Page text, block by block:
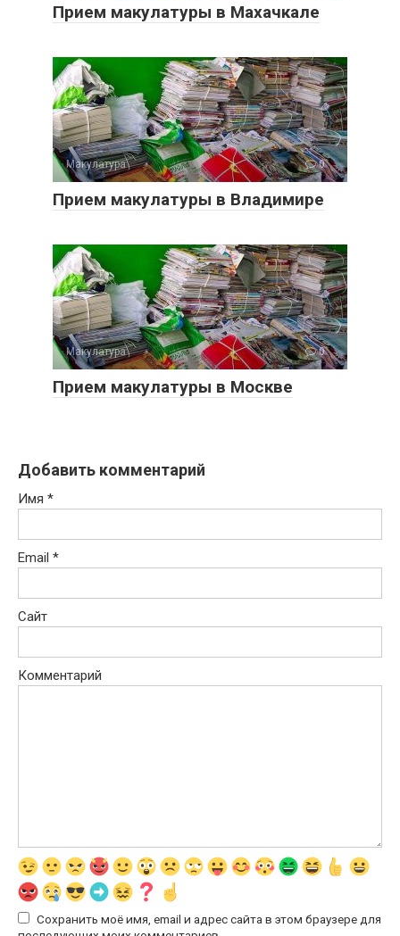
Прием макулатуры в Махачкале
Макулатура 0
Прием макулатуры в Владимире
Макулатура 0
Прием макулатуры в Москве
Добавить комментарий
Имя *
Email *
Сайт
Комментарий
Сохранить моё имя, email и адрес сайта в этом браузере для